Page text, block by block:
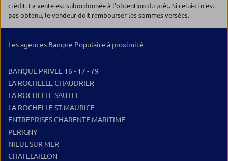
crédit. La vente est subordonnée à l'obtention du prêt. Si celui-ci n'est
pas obtenu, le vendeur doit rembourser les sommes versées.
Les agences Banque Populaire à proximité
BANQUE PRIVEE 16 - 17 - 79
LA ROCHELLE CHAUDRIER
LA ROCHELLE SAUTEL
LA ROCHELLE ST MAURICE
ENTREPRISES CHARENTE MARITIME
PERIGNY
NIEUL SUR MER
CHATELAILLON